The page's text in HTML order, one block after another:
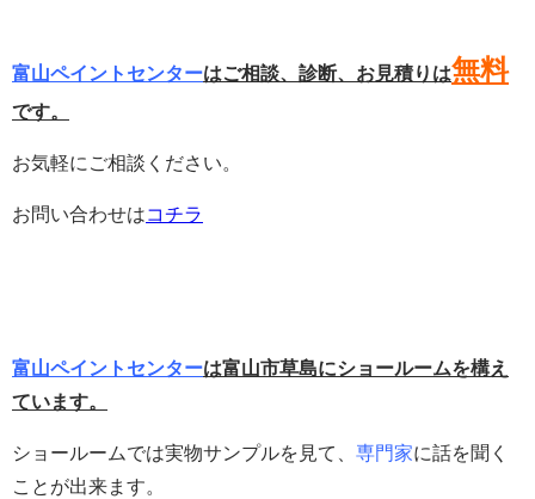
富山ペイントセンターはご相談、診断、お見積りは無料
です。
お気軽にご相談ください。
お問い合わせはコチラ
富山ペイントセンターは富山市草島にショールームを構え
ています。
ショールームでは実物サンプルを見て、 専門家に話を聞く
ことが出来ます。